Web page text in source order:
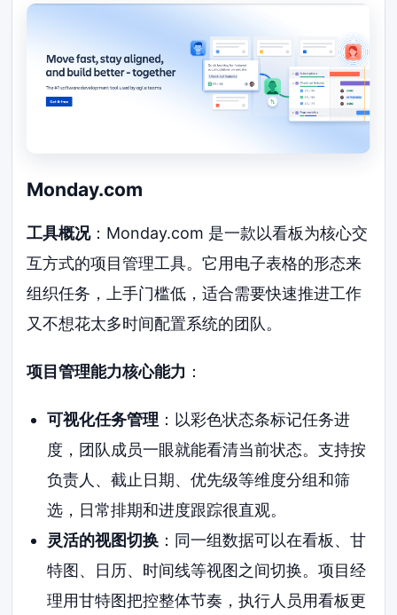
Monday.com
工具概况：Monday.com 是一款以看板为核心交
互方式的项目管理工具。它用电子表格的形态来
组织任务，上手门槛低，适合需要快速推进工作
又不想花太多时间配置系统的团队。
项目管理能力核心能力 ：
可视化任务管理 ：以彩色状态条标记任务进
度，团队成员一眼就能看清当前状态。支持按
负责人、截止日期、优先级等维度分组和筛
选，日常排期和进度跟踪很直观。
灵活的视图切换：同一组数据可以在看板、甘
特图、日历、时间线等视图之间切换。项目经
理用甘特图把控整体节奏，执行人员用看板更